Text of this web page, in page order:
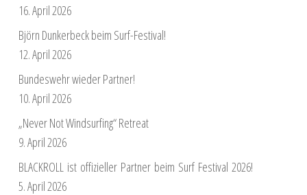
16. April 2026
Björn Dunkerbeck beim Surf-Festival!
12. April 2026
Bundeswehr wieder Partner!
10. April 2026
„Never Not Windsurfing“ Retreat
9. April 2026
BLACKROLL ist offizieller Partner beim Surf Festival 2026!
5. April 2026